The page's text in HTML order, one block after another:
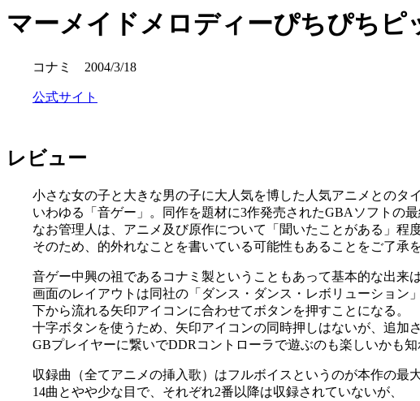
マーメイドメロディーぴちぴち
コナミ 2004/3/18
公式サイト
レビュー
小さな女の子と大きな男の子に大人気を博した人気アニメとのタイ
いわゆる「音ゲー」。同作を題材に3作発売されたGBAソフトの最
なお管理人は、アニメ及び原作について「聞いたことがある」程
そのため、的外れなことを書いている可能性もあることをご了承
音ゲー中興の祖であるコナミ製ということもあって基本的な出来
画面のレイアウトは同社の「ダンス・ダンス・レボリューション」
下から流れる矢印アイコンに合わせてボタンを押すことになる。
十字ボタンを使うため、矢印アイコンの同時押しはないが、追加
GBプレイヤーに繋いでDDRコントローラで遊ぶのも楽しいかも知
収録曲（全てアニメの挿入歌）はフルボイスというのが本作の最大
14曲とやや少な目で、それぞれ2番以降は収録されていないが、